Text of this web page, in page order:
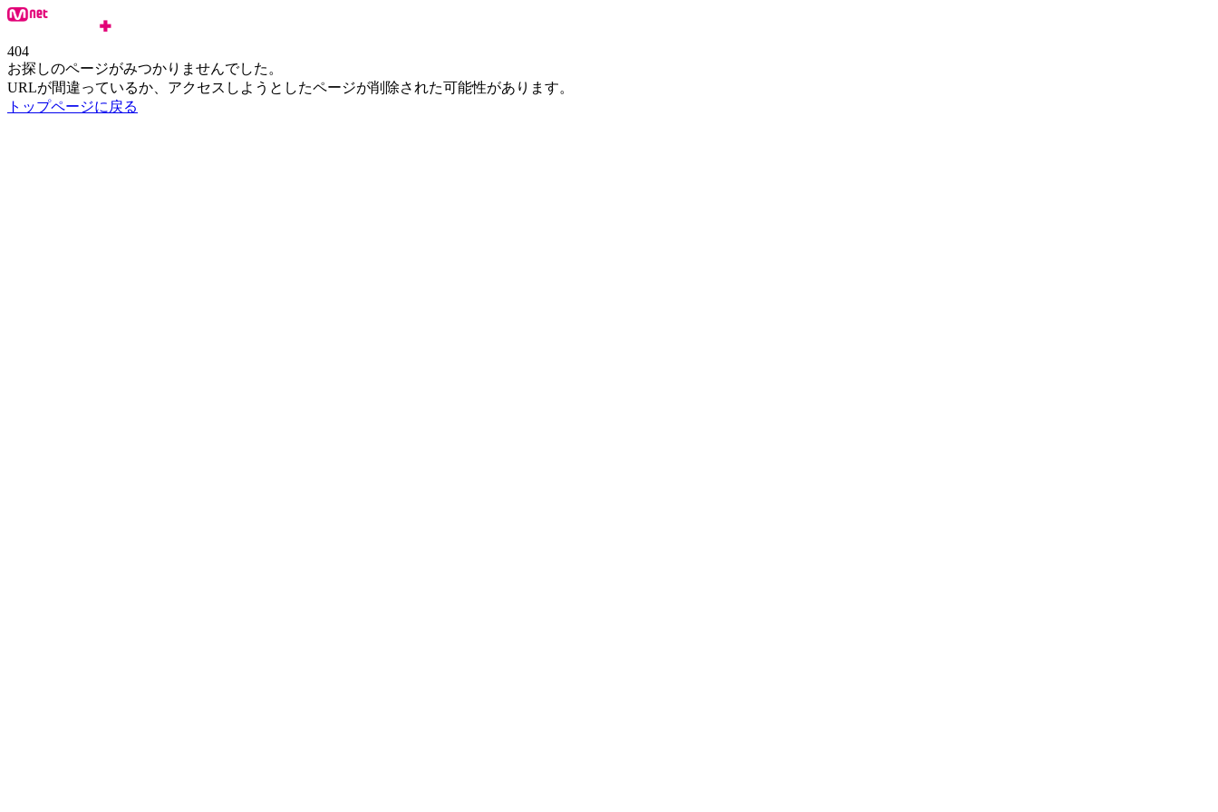
404
お探しのページがみつかりませんでした。
URLが間違っているか、アクセスしようとしたページが削除された可能性があります。
トップページに戻る